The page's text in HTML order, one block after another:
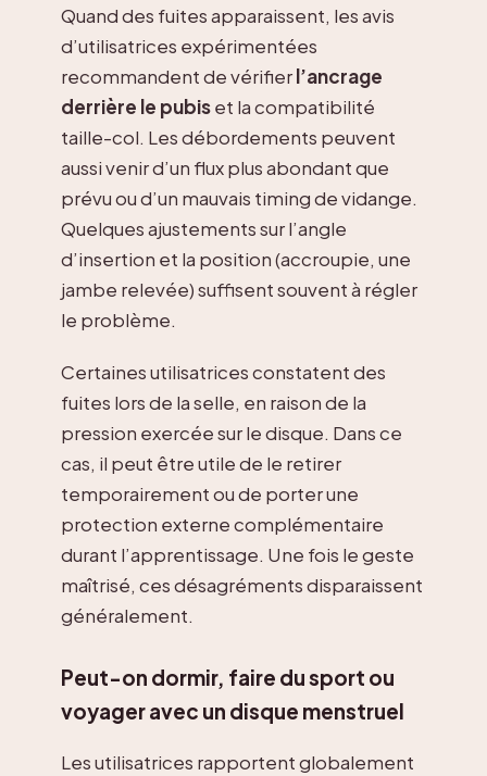
Quand des fuites apparaissent, les avis
d’utilisatrices expérimentées
recommandent de vérifierl’ancrage
derrière le pubiset la compatibilité
taille-col. Les débordements peuvent
aussi venir d’un flux plus abondant que
prévu ou d’un mauvais timing de vidange.
Quelques ajustements sur l’angle
d’insertion et la position (accroupie, une
jambe relevée) suffisent souvent à régler
le problème.
Certaines utilisatrices constatent des
fuites lors de la selle, en raison de la
pression exercée sur le disque. Dans ce
cas, il peut être utile de le retirer
temporairement ou de porter une
protection externe complémentaire
durant l’apprentissage. Une fois le geste
maîtrisé, ces désagréments disparaissent
généralement.
Peut-on dormir, faire du sport ou
voyager avec un disque menstruel
Les utilisatrices rapportent globalement